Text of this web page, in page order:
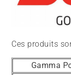
Ces produits
Gamma